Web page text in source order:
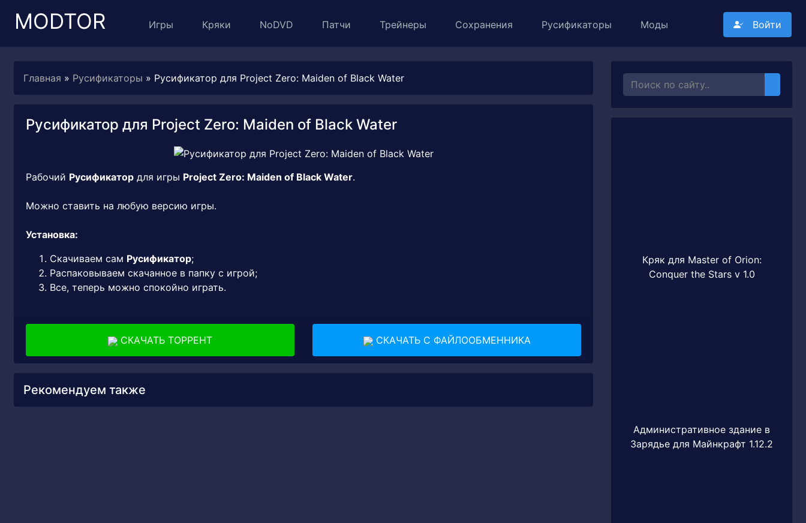
MODTOR Игры Кряки NoDVD Патчи Трейнеры Сохранения Русификаторы Моды Войти
Главная » Русификаторы » Русификатор для Project Zero: Maiden of Black Water
Русификатор для Project Zero: Maiden of Black Water
Рабочий Русификатор для игры Project Zero: Maiden of Black Water.
Можно ставить на любую версию игры.
Установка:
Скачиваем сам Русификатор;
Распаковываем скачанное в папку с игрой;
Все, теперь можно спокойно играть.
СКАЧАТЬ ТОРРЕНТ СКАЧАТЬ С ФАЙЛООБМЕННИКА
Рекомендуем также
Кряк для Master of Orion:
Conquer the Stars v 1.0
Административное здание в
Зарядье для Майнкрафт 1.12.2